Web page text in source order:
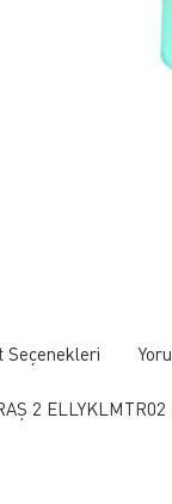
Seçenekleri
2 ELLYKLMTR02